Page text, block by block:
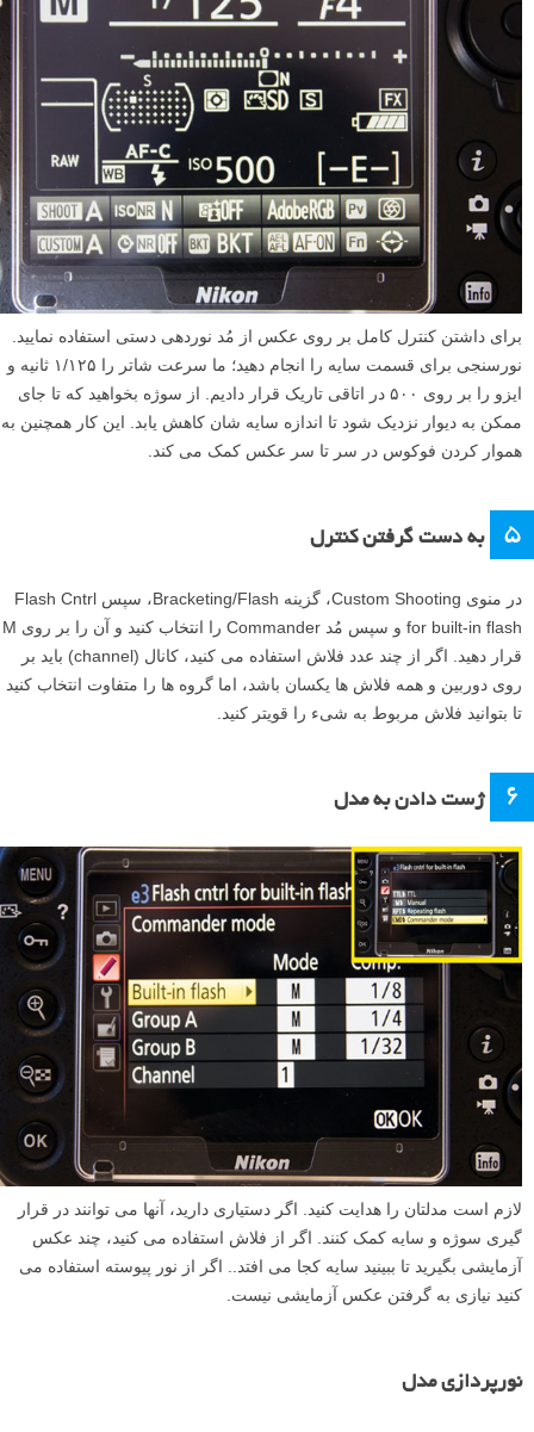
برای داشتن کنترل کامل بر روی عکس از مُد نوردهی دستی استفاده نمایید.
نورسنجی برای قسمت سایه را انجام دهید؛ ما سرعت شاتر را ۱/۱۲۵ ثانیه و
ایزو را بر روی ۵۰۰ در اتاقی تاریک قرار دادیم. از سوژه بخواهید که تا جای
ممکن به دیوار نزدیک شود تا اندازه سایه شان کاهش یابد. این کار همچنین به
هموار کردن فوکوس در سر تا سر عکس کمک می کند.
۵ به دست گرفتن کنترل
در منوی Custom Shooting، گزینه Bracketing/Flash، سپس Flash Cntrl
for built-in flash و سپس مُد Commander را انتخاب کنید و آن را بر روی M
قرار دهید. اگر از چند عدد فلاش استفاده می کنید، کانال (channel) باید بر
روی دوربین و همه فلاش ها یکسان باشد، اما گروه ها را متفاوت انتخاب کنید
تا بتوانید فلاش مربوط به شیء را قویتر کنید.
۶ ژست دادن به مدل
لازم است مدلتان را هدایت کنید. اگر دستیاری دارید، آنها می توانند در قرار
گیری سوژه و سایه کمک کنند. اگر از فلاش استفاده می کنید، چند عکس
آزمایشی بگیرید تا ببینید سایه کجا می افتد.. اگر از نور پیوسته استفاده می
کنید نیازی به گرفتن عکس آزمایشی نیست.
نورپردازی مدل